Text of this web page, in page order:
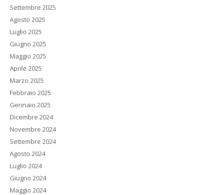
Settembre 2025
Agosto 2025
Luglio 2025
Giugno 2025
Maggio 2025
Aprile 2025
Marzo 2025
Febbraio 2025
Gennaio 2025
Dicembre 2024
Novembre 2024
Settembre 2024
Agosto 2024
Luglio 2024
Giugno 2024
Maggio 2024